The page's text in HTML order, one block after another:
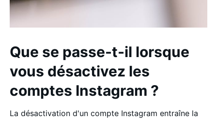
Que se passe-t-il lorsque
vous désactivez les
comptes Instagram ?
La désactivation d'un compte Instagram entraîne la